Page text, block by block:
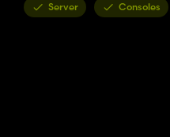
Server Consoles